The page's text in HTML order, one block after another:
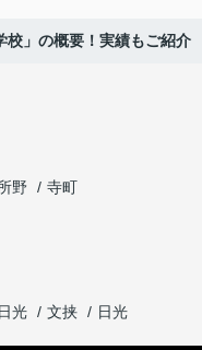
校」の概要！実績もご紹介
野
寺町
光 文挟 日光